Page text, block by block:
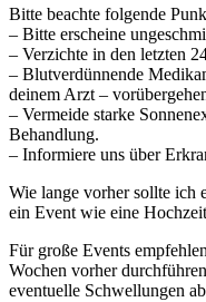
Bitte beachte folgende
– Bitte erscheine
– Verzichte in den letzten
– Blutverdünnende
deinem Arzt –
– Vermeide starke
Behandlung.
– Informiere uns über
Wie lange vorher sollte ich
ein Event wie eine
Für große Events
Wochen vorher
eventuelle Schwellungen